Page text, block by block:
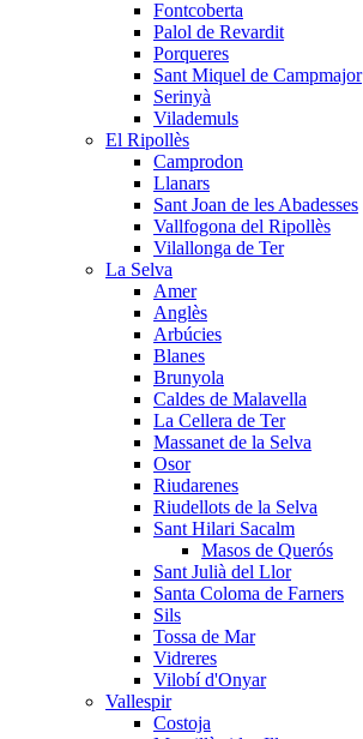
Fontcoberta
Palol de Revardit
Porqueres
Sant Miquel de Campmajor
Serinyà
Vilademuls
El Ripollès
Camprodon
Llanars
Sant Joan de les Abadesses
Vallfogona del Ripollès
Vilallonga de Ter
La Selva
Amer
Anglès
Arbúcies
Blanes
Brunyola
Caldes de Malavella
La Cellera de Ter
Massanet de la Selva
Osor
Riudarenes
Riudellots de la Selva
Sant Hilari Sacalm
Masos de Querós
Sant Julià del Llor
Santa Coloma de Farners
Sils
Tossa de Mar
Vidreres
Vilobí d'Onyar
Vallespir
Costoja